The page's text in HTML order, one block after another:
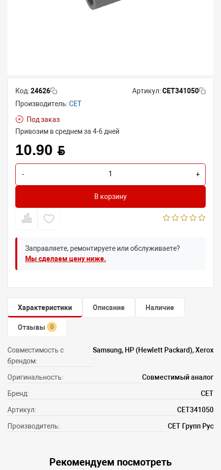
Код:24626 Артикул:CET341050
Производитель:CET
Под заказ
Привозим в среднем за 4-6 дней
10.90 BYN
- +
В корзину
Заправляете, ремонтируете или обслуживаете?
Мы сделаем цену ниже.
Характеристики Описание Наличие
Отзывы 0
Совместимость с
брендом:
Samsung, HP (Hewlett Packard), Xerox
Оригинальность: Совместимый аналог
Бренд: CET
Артикул: CET341050
Производитель: СЕТ Групп Рус
Рекомендуем посмотреть